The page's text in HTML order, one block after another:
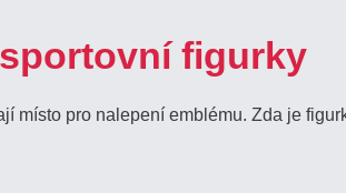
figurky
místo pro nalepení emblému. Zda je